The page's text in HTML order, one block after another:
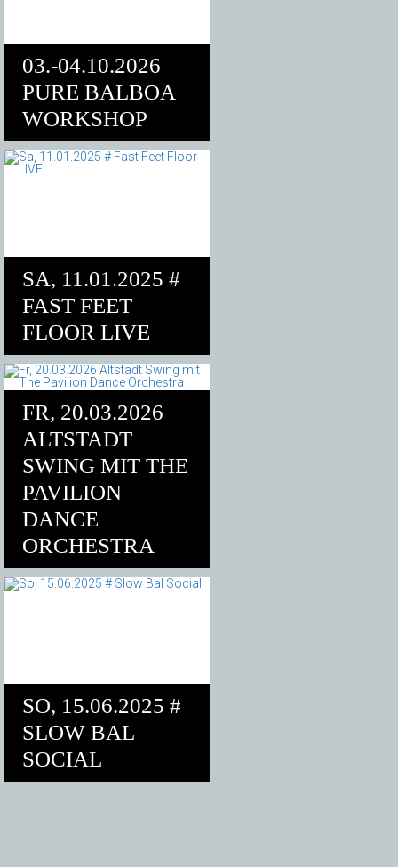
03.-04.10.2026
PURE BALBOA
WORKSHOP
SA, 11.01.2025 #
FAST FEET
FLOOR LIVE
FR, 20.03.2026
ALTSTADT
SWING MIT THE
PAVILION
DANCE
ORCHESTRA
SO, 15.06.2025 #
SLOW BAL
SOCIAL